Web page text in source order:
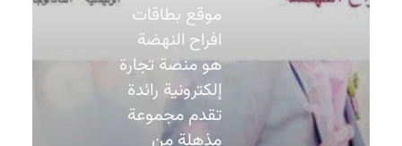
موقع بطاقات
افراح النهضة
هو منصة تجارة
إلكترونية رائدة
تقدم مجموعة
مذهلة من